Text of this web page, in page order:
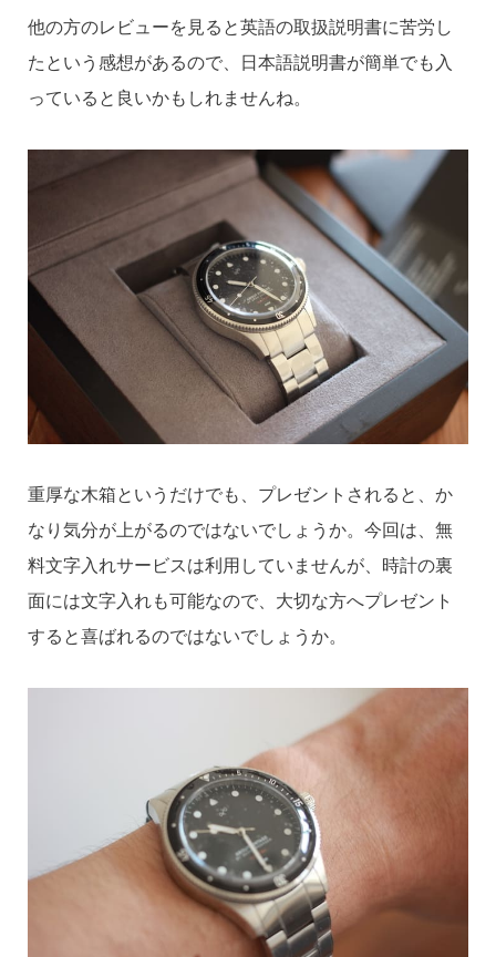
他の方のレビューを見ると英語の取扱説明書に苦労し
たという感想があるので、日本語説明書が簡単でも入
っていると良いかもしれませんね。
重厚な木箱というだけでも、プレゼントされると、か
なり気分が上がるのではないでしょうか。今回は、無
料文字入れサービスは利用していませんが、時計の裏
面には文字入れも可能なので、大切な方へプレゼント
すると喜ばれるのではないでしょうか。